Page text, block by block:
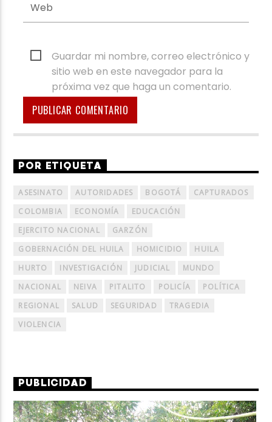
Guardar mi nombre, correo electrónico y
sitio web en este navegador para la
próxima vez que haga un comentario.
POR ETIQUETA
ASESINATO AUTORIDADES BOGOTÁ
CAPTURADOS
COLOMBIA
ECONOMÍA
EDUCACIÓN
EJERCITO NACIONAL
GARZÓN
GOBERNACIÓN DEL HUILA
HOMICIDIO
HUILA
HURTO
INVESTIGACIÓN JUDICIAL
MUNDO
NACIONAL
NEIVA PITALITO POLICÍA
POLÍTICA
REGIONAL
SALUD SEGURIDAD
TRAGEDIA
VIOLENCIA
PUBLICIDAD